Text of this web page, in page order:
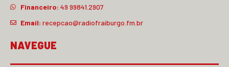
Financeiro: 49 99841.2907
Email: recepcao@radiofraiburgo.fm.br
NAVEGUE